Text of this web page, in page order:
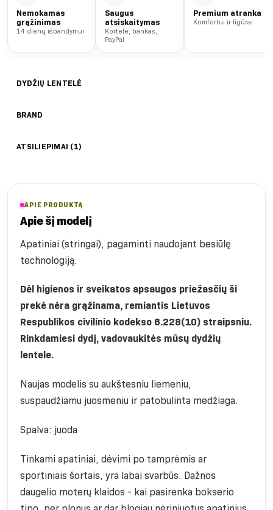
Nemokamas
grąžinimas
14 dienų išbandymui
Saugus
atsiskaitymas
Kortelė, bankas,
PayPal
Premium atranka
Komfortui ir figūrai
DYDŽIŲ LENTELĖ
BRAND
ATSILIEPIMAI (1)
APIE PRODUKTĄ
Apie šį modelį
Apatiniai (stringai), pagaminti naudojant besiūlę
technologiją.
Dėl higienos ir sveikatos apsaugos priežasčių ši
prekė nėra grąžinama, remiantis Lietuvos
Respublikos civilinio kodekso 6.228(10) straipsniu.
Rinkdamiesi dydį, vadovaukitės mūsų dydžių
lentele.
Naujas modelis su aukštesniu liemeniu,
suspaudžiamu juosmeniu ir patobulinta medžiaga.
Spalva: juoda
Tinkami apatiniai, dėvimi po tamprėmis ar
sportiniais šortais, yra labai svarbūs. Dažnos
daugelio moterų klaidos - kai pasirenka bokserio